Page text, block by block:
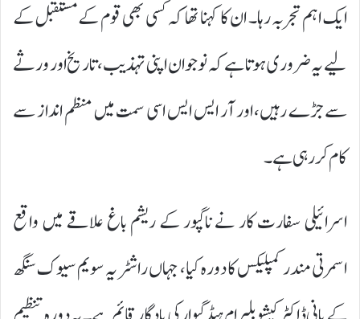
ایک اہم تجربہ رہا۔ ان کا کہنا تھا کہ کسی بھی قوم کے مستقبل کے
لیے یہ ضروری ہوتا ہے کہ نوجوان اپنی تہذیب، تاریخ اور ورثے
سے جڑے رہیں، اور آر ایس ایس اسی سمت میں منظم انداز سے
کام کر رہی ہے۔
اسرائیلی سفارت کار نے ناگپور کے ریشم باغ علاقے میں واقع
اسمرتی مندر کمپلیکس کا دورہ کیا، جہاں راشٹریہ سویم سیوک سنگھ